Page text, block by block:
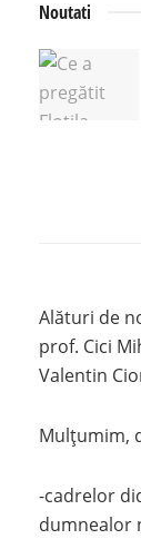
Noutati
Alături de
prof. Cici
Valentin
Mulțumim,
-cadrelor
dumnealor